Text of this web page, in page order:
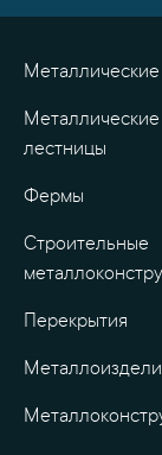
Металлические
лестницы
Фермы
Строительные
Перекрытия